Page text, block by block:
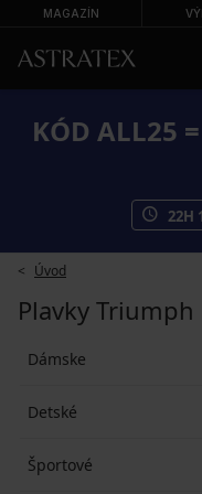
MAGAZÍN
KÓD ALL25
22H
Úvod
Plavky Triumph
Dámske
Detské
Športové